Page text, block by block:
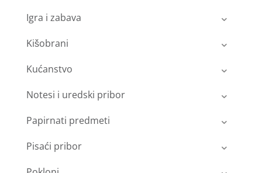
Igra i zabava
Kišobrani
Kućanstvo
Notesi i uredski pribor
Papirnati predmeti
Pisaći pribor